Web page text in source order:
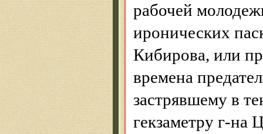
рабочей
иронических
Кибирова, или
времена
застрявшему в
гекзаметру г-на